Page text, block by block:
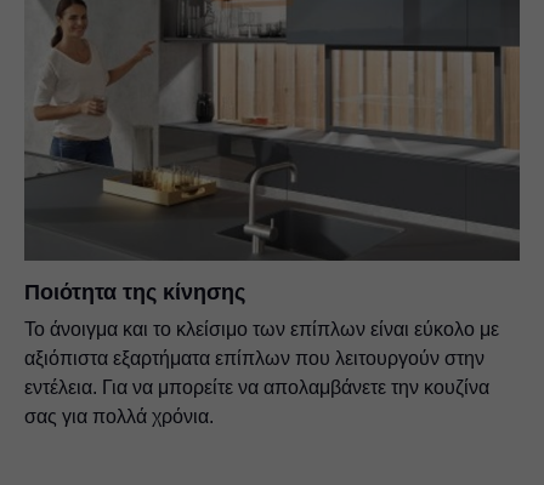
Ποιότητα της κίνησης
Το άνοιγμα και το κλείσιμο των επίπλων είναι εύκολο με
αξιόπιστα εξαρτήματα επίπλων που λειτουργούν στην
εντέλεια. Για να μπορείτε να απολαμβάνετε την κουζίνα
σας για πολλά χρόνια.